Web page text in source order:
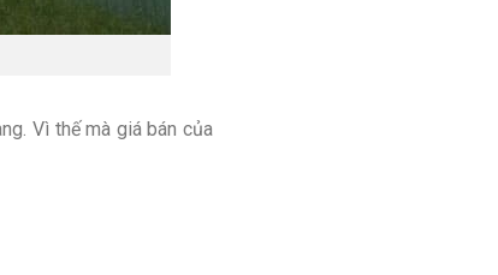
Vì thế mà giá bán của